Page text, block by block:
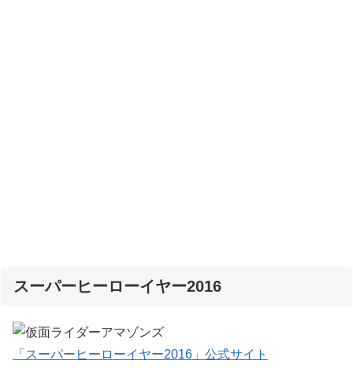
スーパーヒーローイヤー2016
「スーパーヒーローイヤー2016」公式サイト